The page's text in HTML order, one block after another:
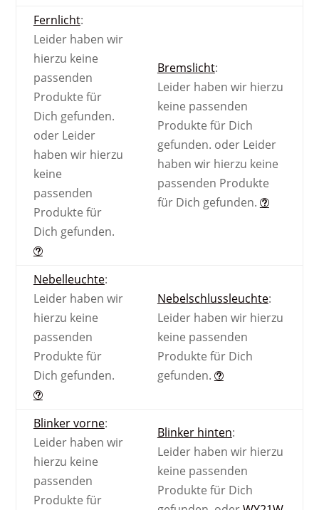
Fernlicht:
Leider haben wir
hierzu keine
passenden
Produkte für
Dich gefunden.
oder Leider
haben wir hierzu
keine
passenden
Produkte für
Dich gefunden.
Bremslicht:
Leider haben wir hierzu
keine passenden
Produkte für Dich
gefunden. oder Leider
haben wir hierzu keine
passenden Produkte
für Dich gefunden.
Nebel­leuchte:
Leider haben wir
hierzu keine
passenden
Produkte für
Dich gefunden.
Nebel­schluss­leuchte:
Leider haben wir hierzu
keine passenden
Produkte für Dich
gefunden.
Blinker vorne:
Leider haben wir
hierzu keine
passenden
Produkte für
Blinker hinten:
Leider haben wir hierzu
keine passenden
Produkte für Dich